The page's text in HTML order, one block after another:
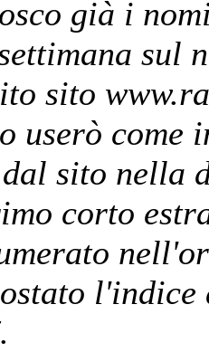
già i
sul
sito
userò come
sito nella
corto